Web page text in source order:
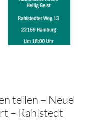
teilen – Neue
– Rahlstedt